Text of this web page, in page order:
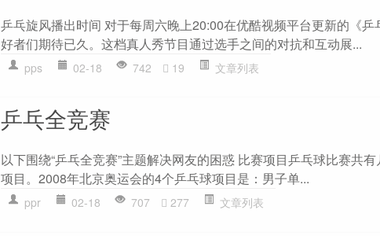
乒乓旋风播出时间 对于每周六晚上20:00在优酷视频平台更新的《
好者们期待已久。这档真人秀节目通过选手之间的对抗和互动展...
pps 02-18 742 19 文章列表
乒乓全竞赛
以下围绕“乒乓全竞赛”主题解决网友的困惑 比赛项目乒乓球比赛共
项目。2008年北京奥运会的4个乒乓球项目是：男子单...
ppr 02-18 707 277 文章列表